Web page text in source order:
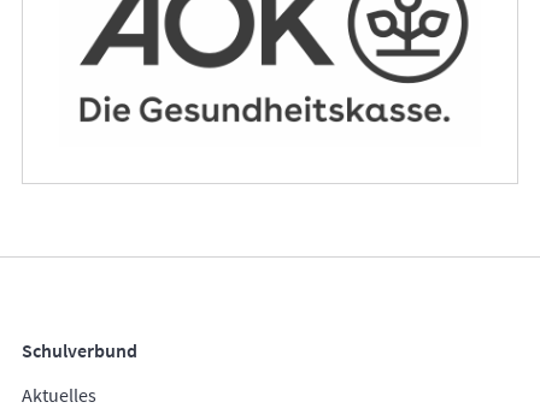
Schulverbund
Aktuelles